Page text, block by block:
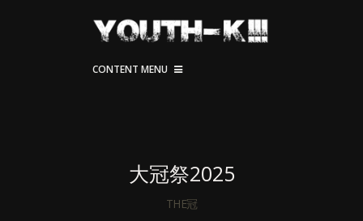
CONTENT MENU
大冠祭2025
THE冠